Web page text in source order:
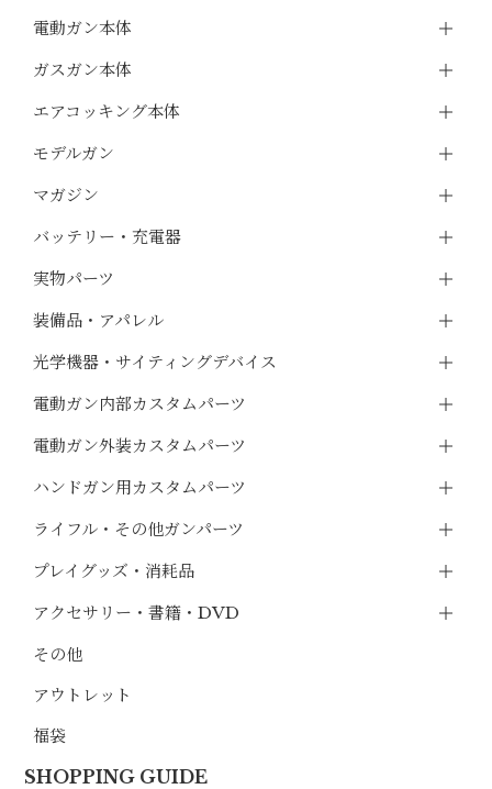
電動ガン本体
ガスガン本体
エアコッキング本体
モデルガン
マガジン
バッテリー・充電器
実物パーツ
装備品・アパレル
光学機器・サイティングデバイス
電動ガン内部カスタムパーツ
電動ガン外装カスタムパーツ
ハンドガン用カスタムパーツ
ライフル・その他ガンパーツ
プレイグッズ・消耗品
アクセサリー・書籍・DVD
その他
アウトレット
福袋
SHOPPING GUIDE